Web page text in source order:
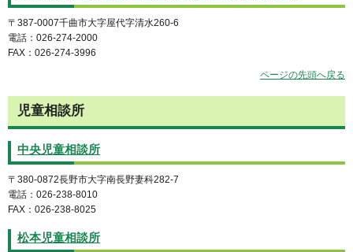
〒387-0007千曲市大字屋代字清水260-6
電話：026-274-2000
FAX：026-274-3996
ページの先頭へ戻る
児童相談所
中央児童相談所
〒380-0872長野市大字南長野妻科282-7
電話：026-238-8010
FAX：026-238-8025
松本児童相談所